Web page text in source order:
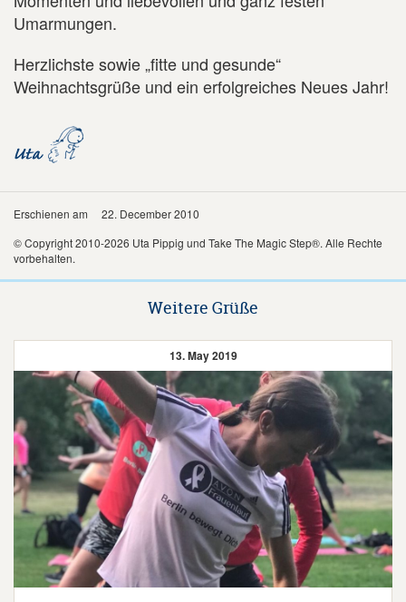
Umarmungen.
Herzlichste sowie „fitte und gesunde“
Weihnachtsgrüße und ein erfolgreiches Neues Jahr!
Erschienen am
22. December 2010
© Copyright 2010-2026 Uta Pippig und Take The Magic Step®. Alle Rechte
vorbehalten.
Weitere Grüße
13. May 2019